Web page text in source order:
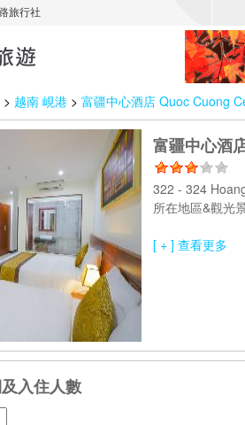
> 越南 峴港 > 富疆中心酒店 Quoc Cuong
富疆中心酒
322 - 324
所在地區&觀光
[ + ] 查看更多
入住人數